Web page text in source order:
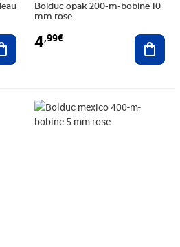
Ajouter au panier
Bolduc opak 200-m-bobine 10
mm rose
4,99€
Prix 5,45€